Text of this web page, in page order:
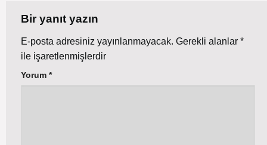
Bir yanıt yazın
E-posta adresiniz yayınlanmayacak. Gerekli alanlar *
ile işaretlenmişlerdir
Yorum *